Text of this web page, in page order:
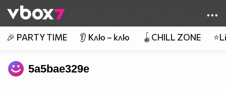
👾
🎉 PARTY TIME 👂 Клю – клю 🪀CHILL ZONE
5a5bae329e